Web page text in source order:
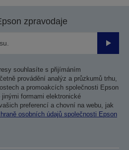
zpravodaje
souhlasíte s přijímáním
provádění analýz a průzkumů trhu,
a promoakcích společnosti Epson
formami elektronické
preferencí a chovní na webu, jak
osobních údajů společnosti Epson